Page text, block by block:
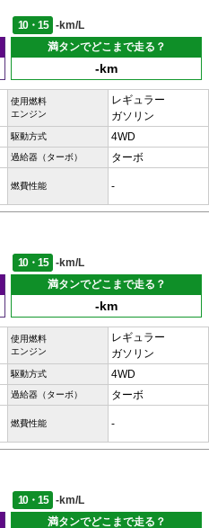
10・15
-km/L
満タンでどこまで走る？
-km
使用燃料
エンジン
レギュラー
ガソリン
駆動方式 4WD
過給器（ターボ） ターボ
燃費性能 -
10・15
-km/L
満タンでどこまで走る？
-km
使用燃料
エンジン
レギュラー
ガソリン
駆動方式 4WD
過給器（ターボ） ターボ
燃費性能 -
10・15
-km/L
満タンでどこまで走る？